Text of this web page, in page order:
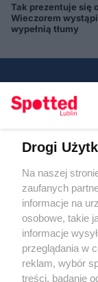
Tak prezentuje się
Wieczorem
wypełnią tłumy
Polityka
RODO
Warunki
Drogi
Na naszej
zaufanych
informacje na
osobowe, takie
informacje
przeglądania w
reklam, wybór
treści, badanie